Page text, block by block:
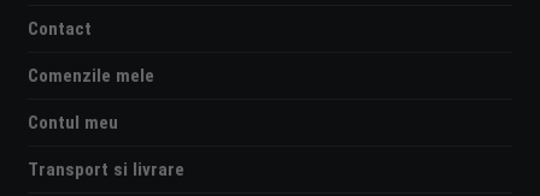
Contact
Comenzile mele
Contul meu
Transport si livrare